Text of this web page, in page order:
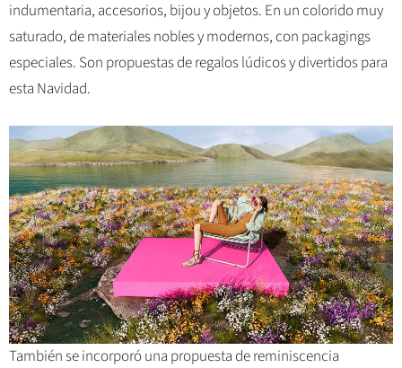
indumentaria, accesorios, bijou y objetos. En un colorido muy
saturado, de materiales nobles y modernos, con packagings
especiales. Son propuestas de regalos lúdicos y divertidos para
esta Navidad.
También se incorporó una propuesta de reminiscencia